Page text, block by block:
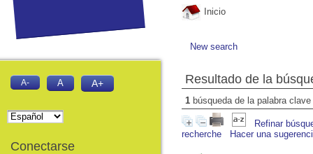
Inicio
New search
Resultado de la
1 búsqueda de la palabra clave
Refinar
recherche
Hacer una
A- A A+
Conectarse